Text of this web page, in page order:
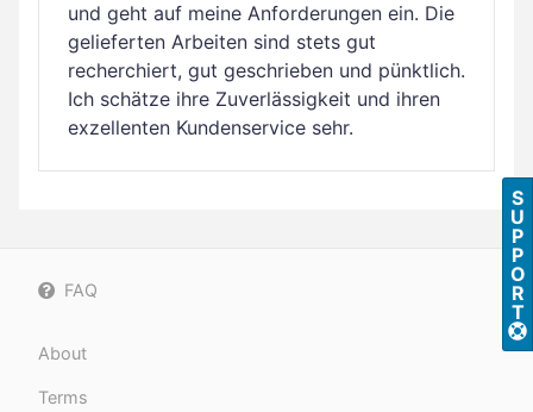
und geht auf meine Anforderungen ein. Die
gelieferten Arbeiten sind stets gut
recherchiert, gut geschrieben und pünktlich.
Ich schätze ihre Zuverlässigkeit und ihren
exzellenten Kundenservice sehr.
FAQ
About
Terms
S
U
P
P
O
R
T